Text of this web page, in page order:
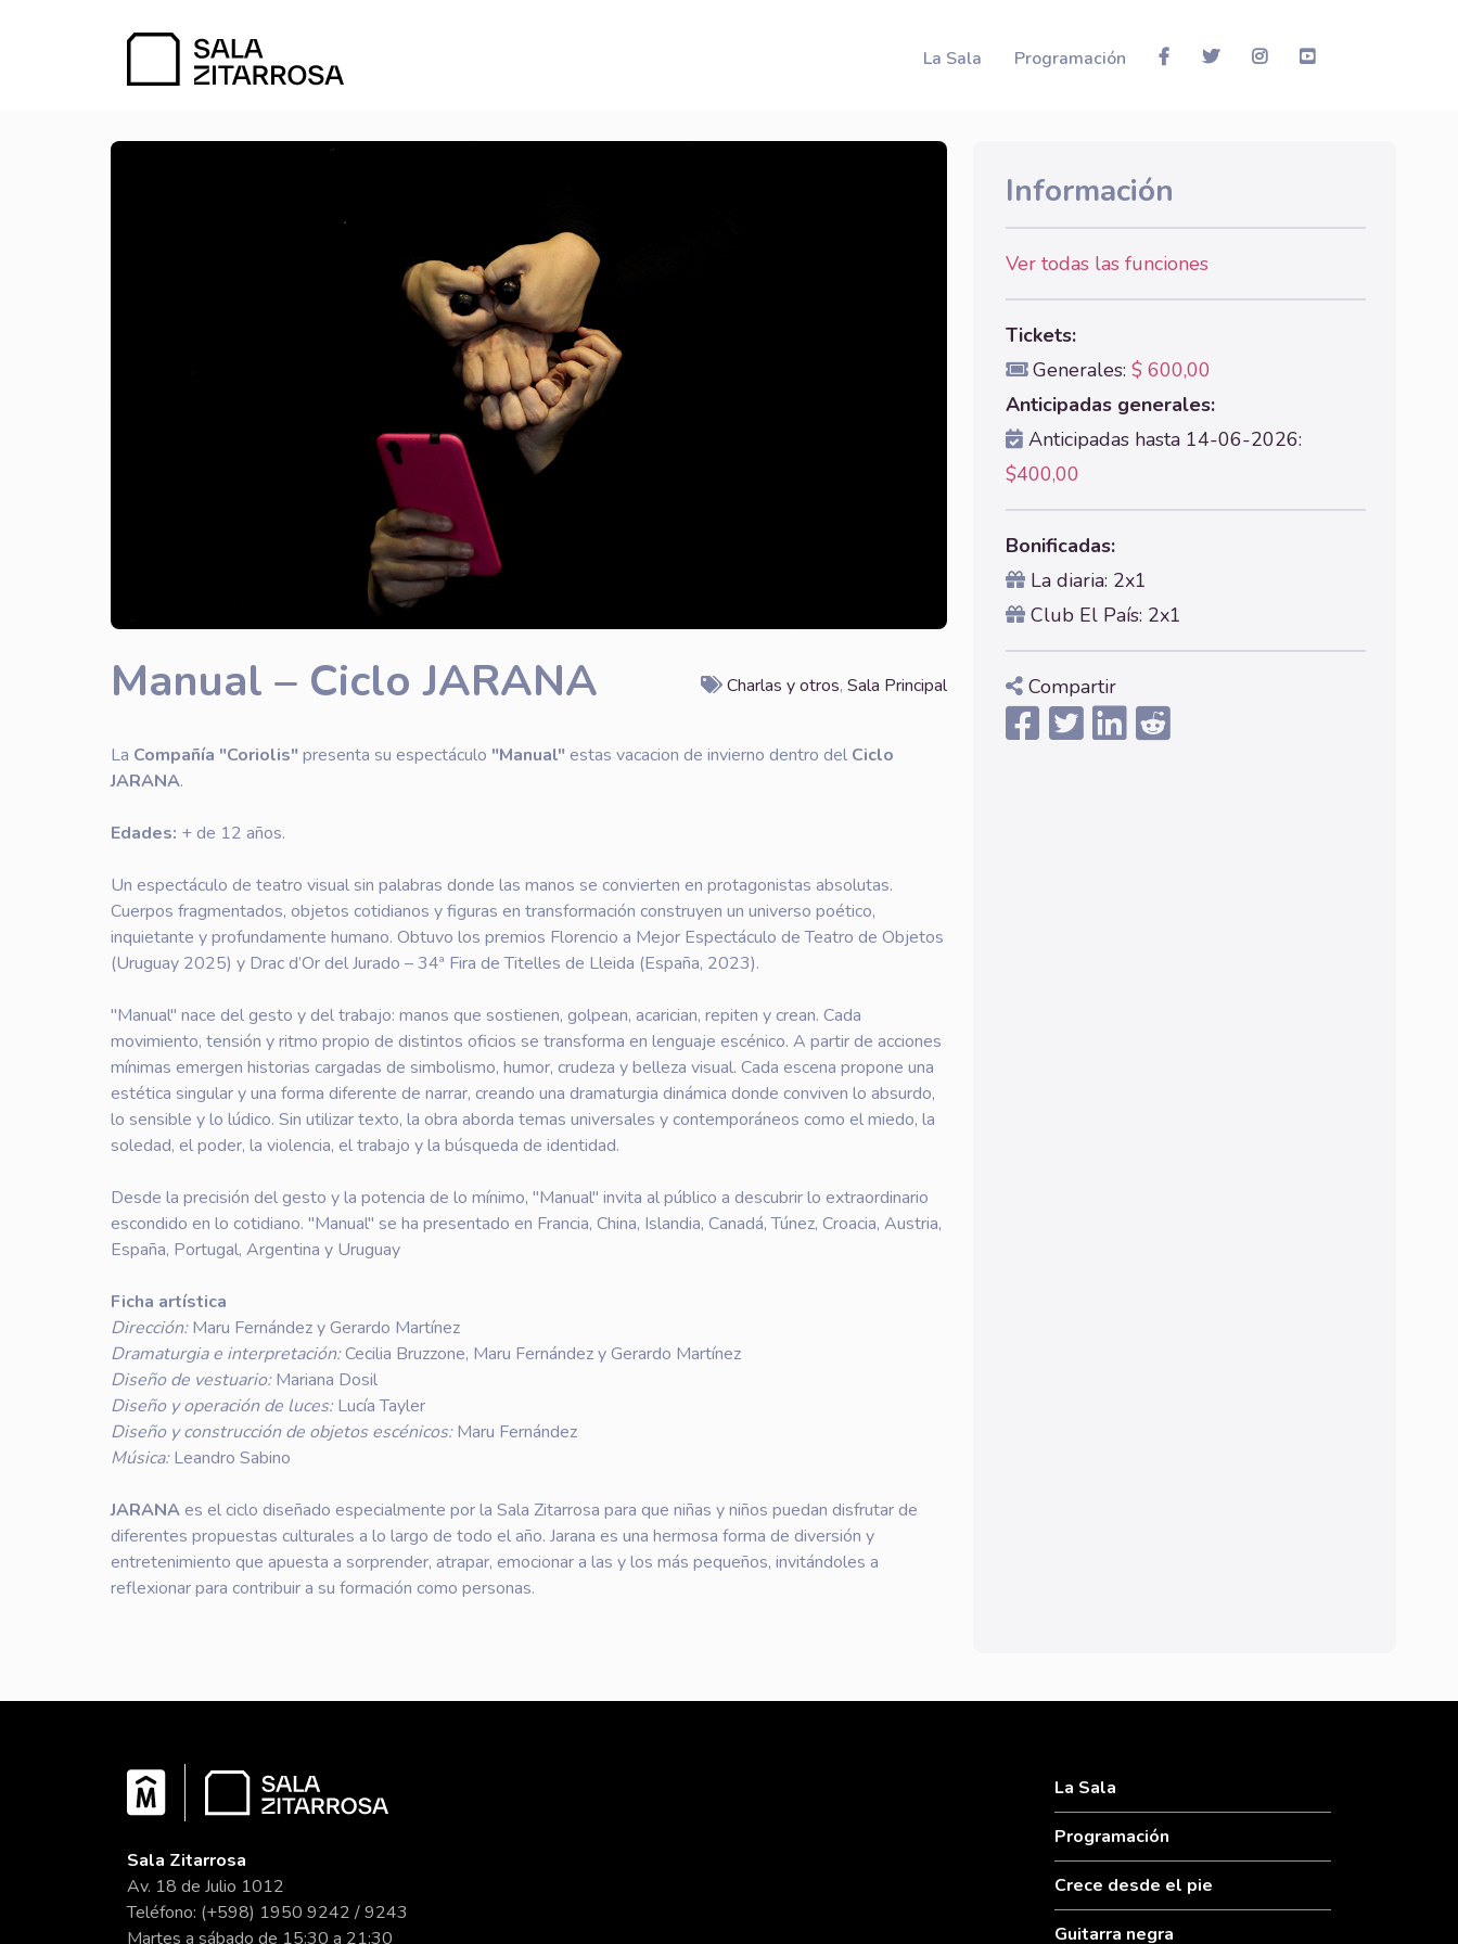
La Sala Programación
Manual – Ciclo JARANA Charlas y otros, Sala Principal
La Compañía "Coriolis"presenta su espectáculo "Manual"estas vacacion de invierno dentro del Ciclo
JARANA.
Edades: + de 12 años.
Un espectáculo de teatro visual sin palabras donde las manos se convierten en protagonistas absolutas.
Cuerpos fragmentados, objetos cotidianos y figuras en transformación construyen un universo poético,
inquietante y profundamente humano. Obtuvo los premios Florencio a Mejor Espectáculo de Teatro de Objetos
(Uruguay 2025) y Drac d’Or del Jurado – 34ª Fira de Titelles de Lleida (España, 2023).
"Manual" nace del gesto y del trabajo: manos que sostienen, golpean, acarician, repiten y crean. Cada
movimiento, tensión y ritmo propio de distintos oficios se transforma en lenguaje escénico. A partir de acciones
mínimas emergen historias cargadas de simbolismo, humor, crudeza y belleza visual. Cada escena propone una
estética singular y una forma diferente de narrar, creando una dramaturgia dinámica donde conviven lo absurdo,
lo sensible y lo lúdico. Sin utilizar texto, la obra aborda temas universales y contemporáneos como el miedo, la
soledad, el poder, la violencia, el trabajo y la búsqueda de identidad.
Desde la precisión del gesto y la potencia de lo mínimo, "Manual" invita al público a descubrir lo extraordinario
escondido en lo cotidiano. "Manual" se ha presentado en Francia, China, Islandia, Canadá, Túnez, Croacia, Austria,
España, Portugal, Argentina y Uruguay
Ficha artística
Dirección:Maru Fernández y Gerardo Martínez
Dramaturgia e interpretación:Cecilia Bruzzone, Maru Fernández y Gerardo Martínez
Diseño de vestuario:Mariana Dosil
Diseño y operación de luces:Lucía Tayler
Diseño y construcción de objetos escénicos:Maru Fernández
Música:Leandro Sabino
JARANAes el ciclo diseñado especialmente por la Sala Zitarrosa para que niñas y niños puedan disfrutar de
diferentes propuestas culturales a lo largo de todo el año. Jarana es una hermosa forma de diversión y
entretenimiento que apuesta a sorprender, atrapar, emocionar a las y los más pequeños, invitándoles a
reflexionar para contribuir a su formación como personas.
Información
Ver todas las funciones
Tickets:
Generales: $ 600,00
Anticipadas generales:
Anticipadas hasta 14-06-2026:
$400,00
Bonificadas:
La diaria: 2x1
Club El País: 2x1
Compartir
Sala Zitarrosa
Av. 18 de Julio 1012
Teléfono: (+598) 1950 9242 / 9243
Martes a sábado de 15:30 a 21:30
La Sala
Programación
Crece desde el pie
Guitarra negra